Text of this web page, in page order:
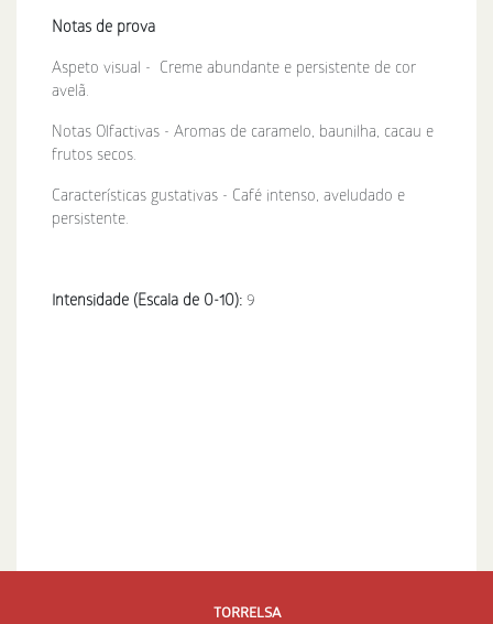
Notas de prova
Aspeto visual - Creme abundante e persistente de cor
avelã.
Notas Olfactivas - Aromas de caramelo, baunilha, cacau e
frutos secos.
Características gustativas - Café intenso, aveludado e
persistente.
Intensidade (Escala de 0-10): 9
TORRELSA